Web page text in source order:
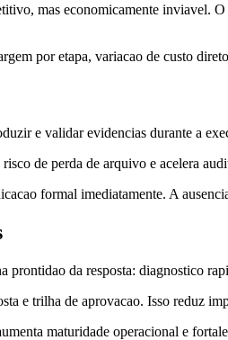
mas economicamente
por etapa, variacao de custo
e validar evidencias durante a
de perda de arquivo e acelera
formal imediatamente. A
prontidao da resposta: diagnostico
e trilha de aprovacao. Isso reduz
maturidade operacional e